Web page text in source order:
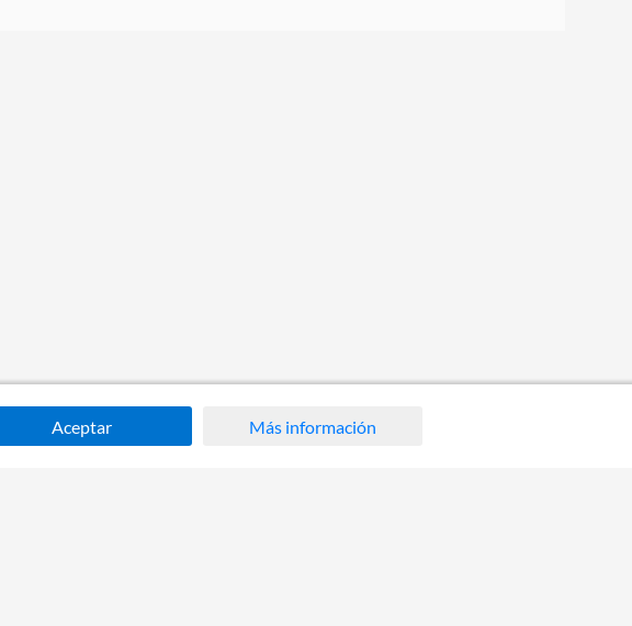
Aceptar Más información